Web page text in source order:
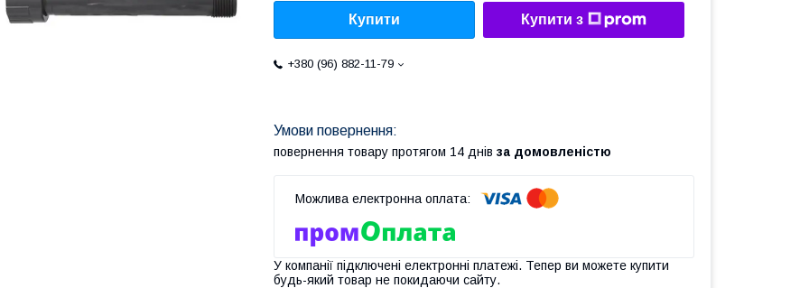
Купити Купити з
+380 (96) 882-11-79
повернення товару протягом 14 днів за домовленістю
У компанії підключені електронні платежі. Тепер ви можете купити
будь-який товар не покидаючи сайту.